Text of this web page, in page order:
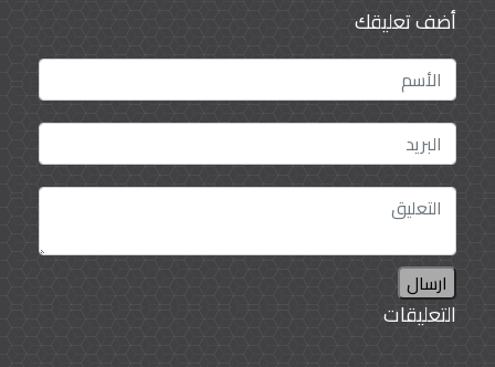
أضف تعليقك
ارسال
التعليقات